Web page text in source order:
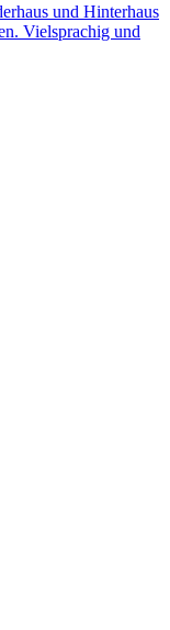
und Hinterhaus
Vielsprachig und